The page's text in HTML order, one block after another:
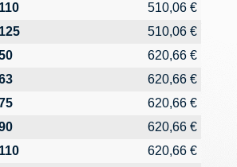
510,06 €
510,06 €
620,66 €
620,66 €
620,66 €
620,66 €
620,66 €